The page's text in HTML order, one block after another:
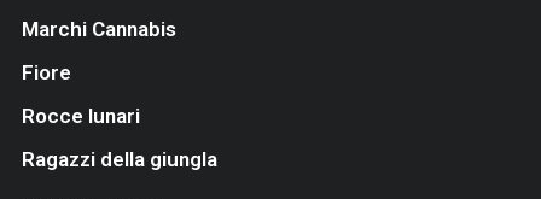
Marchi Cannabis
Fiore
Rocce lunari
Ragazzi della giungla